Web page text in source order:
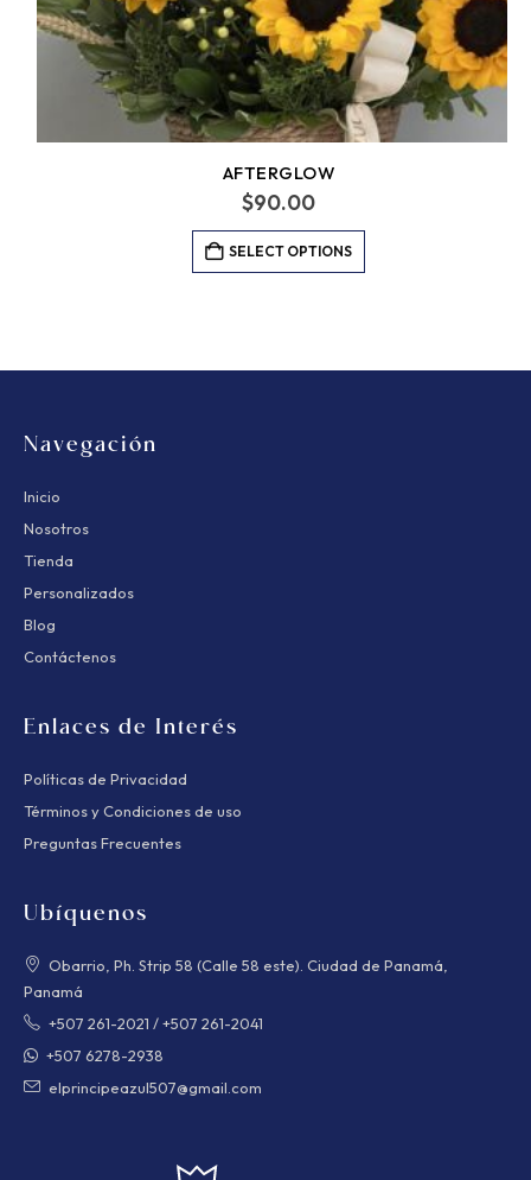
AFTERGLOW
90.00
SELECT OPTIONS
Navegación
Inicio
Nosotros
Tienda
Personalizados
Blog
Contáctenos
Enlaces de Interés
Políticas de Privacidad
Términos y Condiciones de uso
Preguntas Frecuentes
Ubíquenos
Obarrio, Ph. Strip 58 (Calle 58 este). Ciudad de Panamá,
Panamá
+507 261-2021 /+507 261-2041
+507 6278-2938
elprincipeazul507@gmail.com